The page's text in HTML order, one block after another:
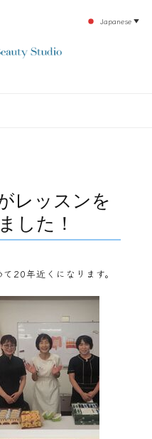
そ、お客様が必ず満足してもらえるこ
レッスンを
した！
20年近くになります。
Japanese ▼